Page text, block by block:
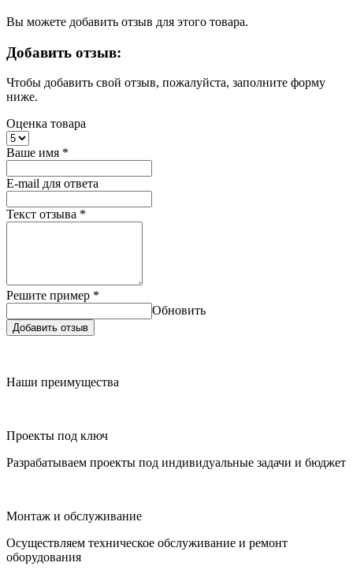
Вы можете добавить отзыв для этого товара.
Добавить отзыв:
Чтобы добавить свой отзыв, пожалуйста, заполните форму
ниже.
Оценка товара
Ваше имя *
E-mail для ответа
Текст отзыва *
Решите пример *
Обновить
Добавить отзыв
Наши преимущества
Проекты под ключ
Разрабатываем проекты под индивидуальные задачи и бюджет
Монтаж и обслуживание
Осуществляем техническое обслуживание и ремонт
оборудования